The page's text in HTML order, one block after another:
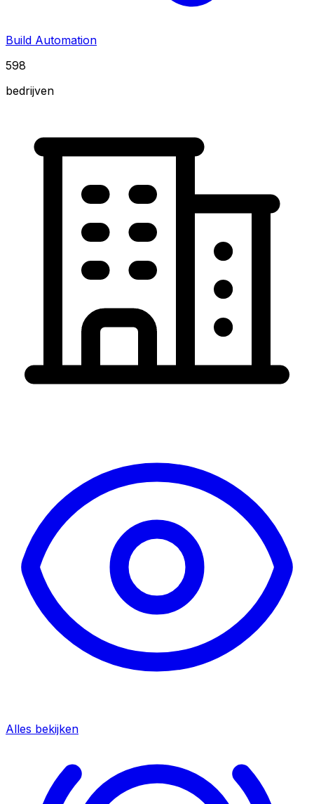
Build Automation
598
bedrijven
Alles bekijken